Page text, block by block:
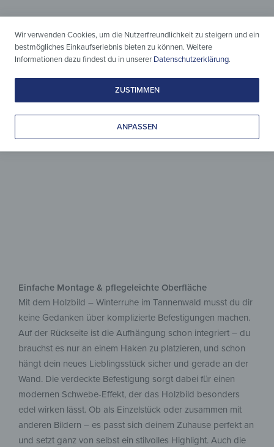
Holz & Design
zeitlos vereint
Leicht gepflegt, liebevoll gestaltet
Einfache Montage & pflegeleichte Oberfläche
Mit dem Holzbild – Winterruhe im Tannenwald musst du dir
keine Gedanken über komplizierte Befestigungen machen.
Auf der Rückseite ist die Aufhängung schon integriert – du
brauchst es nur an einem Haken zu platzieren, und schon
hängt dein neues Lieblingsstück sicher und gerade an der
Wand. Die verdeckte Befestigung sorgt dabei für einen
modernen Schwebe-Effekt, der das Holzbild besonders
edel wirken lässt. Ob als Einzelstück oder zusammen mit
anderen Bildern – es passt sich deinem Zuhause perfekt an
und setzt ganz von selbst ein stilvolles Highlight. Auch die
Wir verwenden Cookies, um die Nutzerfreundlichkeit zu steigern und ein
bestmögliches Einkaufserlebnis bieten zu können. Weitere
Informationen dazu findest du in unserer Datenschutzerklärung.
ZUSTIMMEN
ANPASSEN